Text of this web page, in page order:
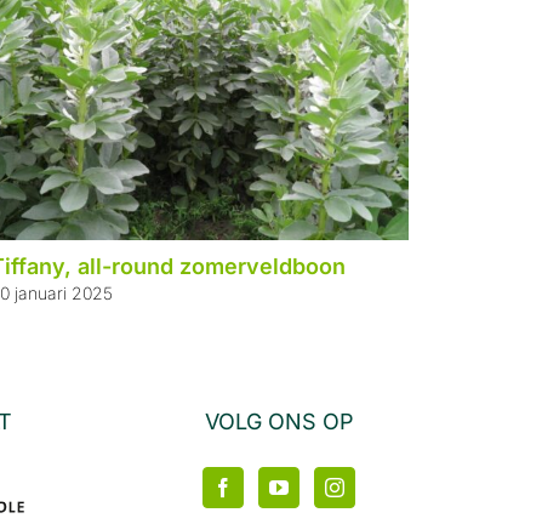
all-round zomerveldboon
januari 2025
VOLG ONS OP